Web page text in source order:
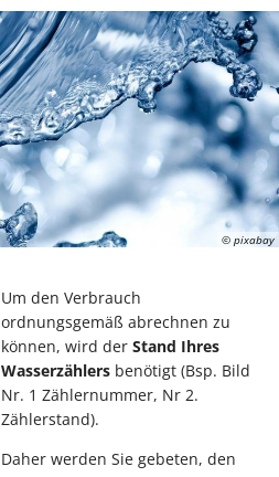
© pixabay
Um den Verbrauch
ordnungsgemäß abrechnen zu
können, wird der Stand Ihres
Wasserzählers benötigt (Bsp. Bild
Nr. 1 Zählernummer, Nr 2.
Zählerstand).
Daher werden Sie gebeten, den